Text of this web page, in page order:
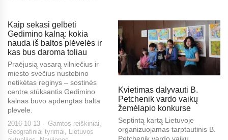
Kaip sekasi gelbėti
Gedimino kalną: kokia
nauda iš baltos plėvelės ir
kas bus daroma toliau
Praėjusią vasarą vilniečius ir
miesto svečius nustebino
netikėtas reginys – sostinės
centre stūksantis Gedimino
kalnas buvo apdengtas balta
plėvele.
2016-10-13 Gamtos reiškiniai
Geografiniai tyrimai
Lietuvos
Kvietimas dalyvauti B.
Petchenik vardo vaikų
žemėlapio konkurse
Septintą kartą Lietuvoje
organizuojamas tarptautinis B.